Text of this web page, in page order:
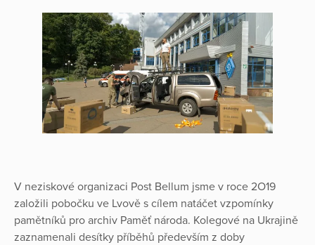
V neziskové organizaci Post Bellum jsme v roce 2O19
založili pobočku ve Lvově s cílem natáčet vzpomínky
pamětníků pro archiv Paměť národa. Kolegové na Ukrajině
zaznamenali desítky příběhů především z doby